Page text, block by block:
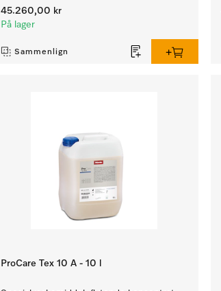
45.260,00 kr
På lager
Sammenlign
ProCare Tex 10 A - 10 l